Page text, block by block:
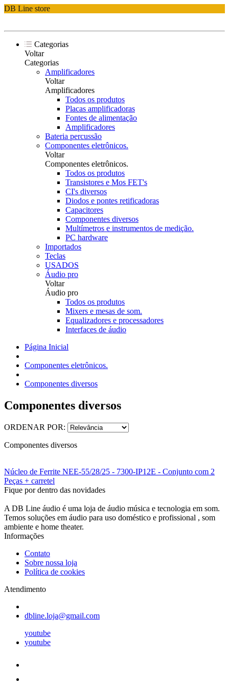
DB Line store
Categorias
Voltar
Categorias
Amplificadores
Voltar
Amplificadores
Todos os produtos
Placas amplificadoras
Fontes de alimentação
Amplificadores
Bateria percussão
Componentes eletrônicos.
Voltar
Componentes eletrônicos.
Todos os produtos
Transistores e Mos FET's
CI's diversos
Diodos e pontes retificadoras
Capacitores
Componentes diversos
Multímetros e instrumentos de medição.
PC hardware
Importados
Teclas
USADOS
Áudio pro
Voltar
Áudio pro
Todos os produtos
Mixers e mesas de som.
Equalizadores e processadores
Interfaces de áudio
Página Inicial
Componentes eletrônicos.
Componentes diversos
Componentes diversos
ORDENAR POR:
Componentes diversos
Núcleo de Ferrite NEE-55/28/25 - 7300-IP12E - Conjunto com 2
Peças + carretel
Fique por dentro das novidades
A DB Line áudio é uma loja de áudio música e tecnologia em som.
Temos soluções em áudio para uso doméstico e profissional , som
ambiente e home theater.
Informações
Contato
Sobre nossa loja
Política de cookies
Atendimento
dbline.loja@gmail.com
youtube
youtube